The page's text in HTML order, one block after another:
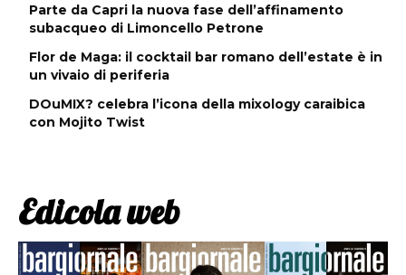
Parte da Capri la nuova fase dell’affinamento
subacqueo di Limoncello Petrone
Flor de Maga: il cocktail bar romano dell’estate è in
un vivaio di periferia
DOuMIX? celebra l’icona della mixology caraibica
con Mojito Twist
Edicola web